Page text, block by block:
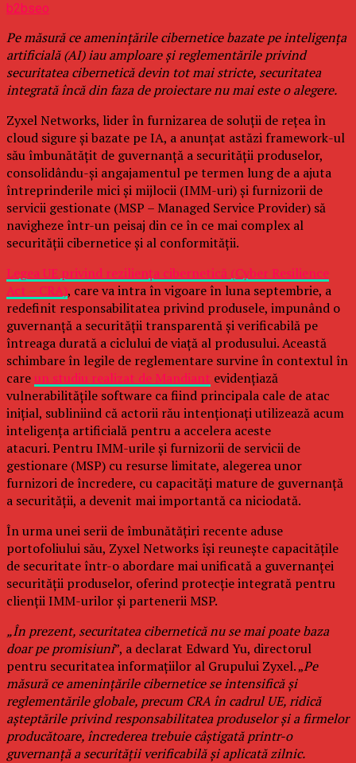
b2bseo
Pe măsură ce amenințările cibernetice bazate pe inteligența
artificială (AI) iau amploare și reglementările privind
securitatea cibernetică devin tot mai stricte, securitatea
integrată încă din faza de proiectare nu mai este o alegere.
Zyxel Networks, lider în furnizarea de soluții de rețea în
cloud sigure și bazate pe IA, a anunțat astăzi framework-ul
său îmbunătățit de guvernanță a securității produselor,
consolidându-și angajamentul pe termen lung de a ajuta
întreprinderile mici și mijlocii (IMM-uri) și furnizorii de
servicii gestionate (MSP – Managed Service Provider) să
navigheze într-un peisaj din ce în ce mai complex al
securității cibernetice și al conformității.
Legea UE privind reziliența cibernetică (Cyber Resilience
Act – CRA), care va intra în vigoare în luna septembrie, a
redefinit responsabilitatea privind produsele, impunând o
guvernanță a securității transparentă și verificabilă pe
întreaga durată a ciclului de viață al produsului. Această
schimbare în legile de reglementare survine în contextul în
careun studiu realizat de Mandiant evidențiază
vulnerabilitățile software ca fiind principala cale de atac
inițial, subliniind că actorii rău intenționați utilizează acum
inteligența artificială pentru a accelera aceste
atacuri. Pentru IMM-urile și furnizorii de servicii de
gestionare (MSP) cu resurse limitate, alegerea unor
furnizori de încredere, cu capacități mature de guvernanță
a securității, a devenit mai importantă ca niciodată.
În urma unei serii de îmbunătățiri recente aduse
portofoliului său, Zyxel Networks își reunește capacitățile
de securitate într-o abordare mai unificată a guvernanței
securității produselor, oferind protecție integrată pentru
clienții IMM-urilor și partenerii MSP.
„În prezent, securitatea cibernetică nu se mai poate baza
doar pe promisiuni”, a declarat Edward Yu, directorul
pentru securitatea informațiilor al Grupului Zyxel. „Pe
măsură ce amenințările cibernetice se intensifică și
reglementările globale, precum CRA în cadrul UE, ridică
așteptările privind responsabilitatea produselor și a firmelor
producătoare, încrederea trebuie câștigată printr-o
guvernanță a securității verificabilă și aplicată zilnic.